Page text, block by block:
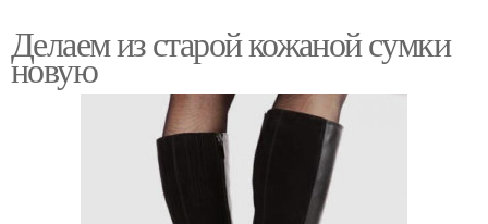
Делаем из старой кожаной сумки
новую